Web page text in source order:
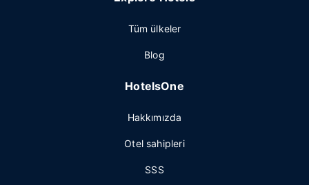
Tüm ülkeler
Blog
HotelsOne
Hakkımızda
Otel sahipleri
SSS